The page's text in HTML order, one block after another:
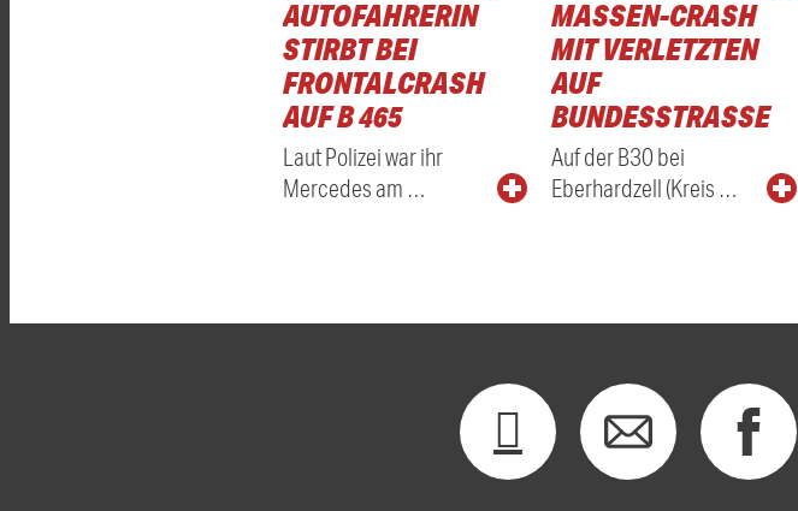
AUTOFAHRERIN
STIRBT BEI
FRONTALCRASH
AUF B 465
Laut Polizei war ihr
Mercedes am …
MASSEN-CRASH
MIT VERLETZTEN
AUF
BUNDESSTRASSE
Auf der B30 bei
Eberhardzell (Kreis …